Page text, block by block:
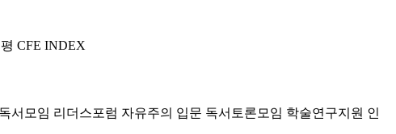
CFE INDEX
독서모임 리더스포럼 자유주의 입문 독서토론모임 학술연구지원 인